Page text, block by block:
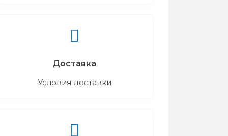
Доставка
Условия доставки